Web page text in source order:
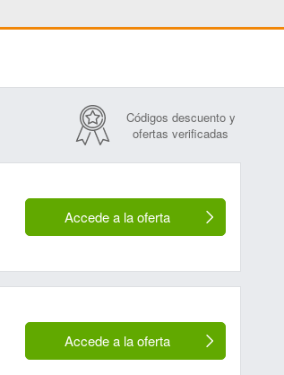
Códigos descuento y
ofertas verificadas
Accede a la oferta
Accede a la oferta